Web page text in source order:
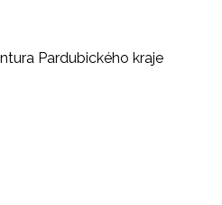
Pardubického kraje